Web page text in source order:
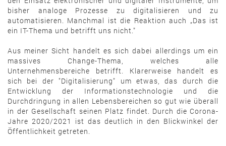
bisher analoge Prozesse zu digitalisieren und zu
automatisieren. Manchmal ist die Reaktion auch „Das ist
ein IT-Thema und betrifft uns nicht."
Aus meiner Sicht handelt es sich dabei allerdings um ein
massives Change-Thema, welches alle
Unternehmensbereiche betrifft. Klarerweise handelt es
sich bei der "Digitalisierung" um etwas, das durch die
Entwicklung der Informationstechnologie und die
Durchdringung in allen Lebensbereichen so gut wie überall
in der Gesellschaft seinen Platz findet. Durch die Corona-
Jahre 2020/2021 ist das deutlich in den Blickwinkel der
Öffentlichkeit getreten.